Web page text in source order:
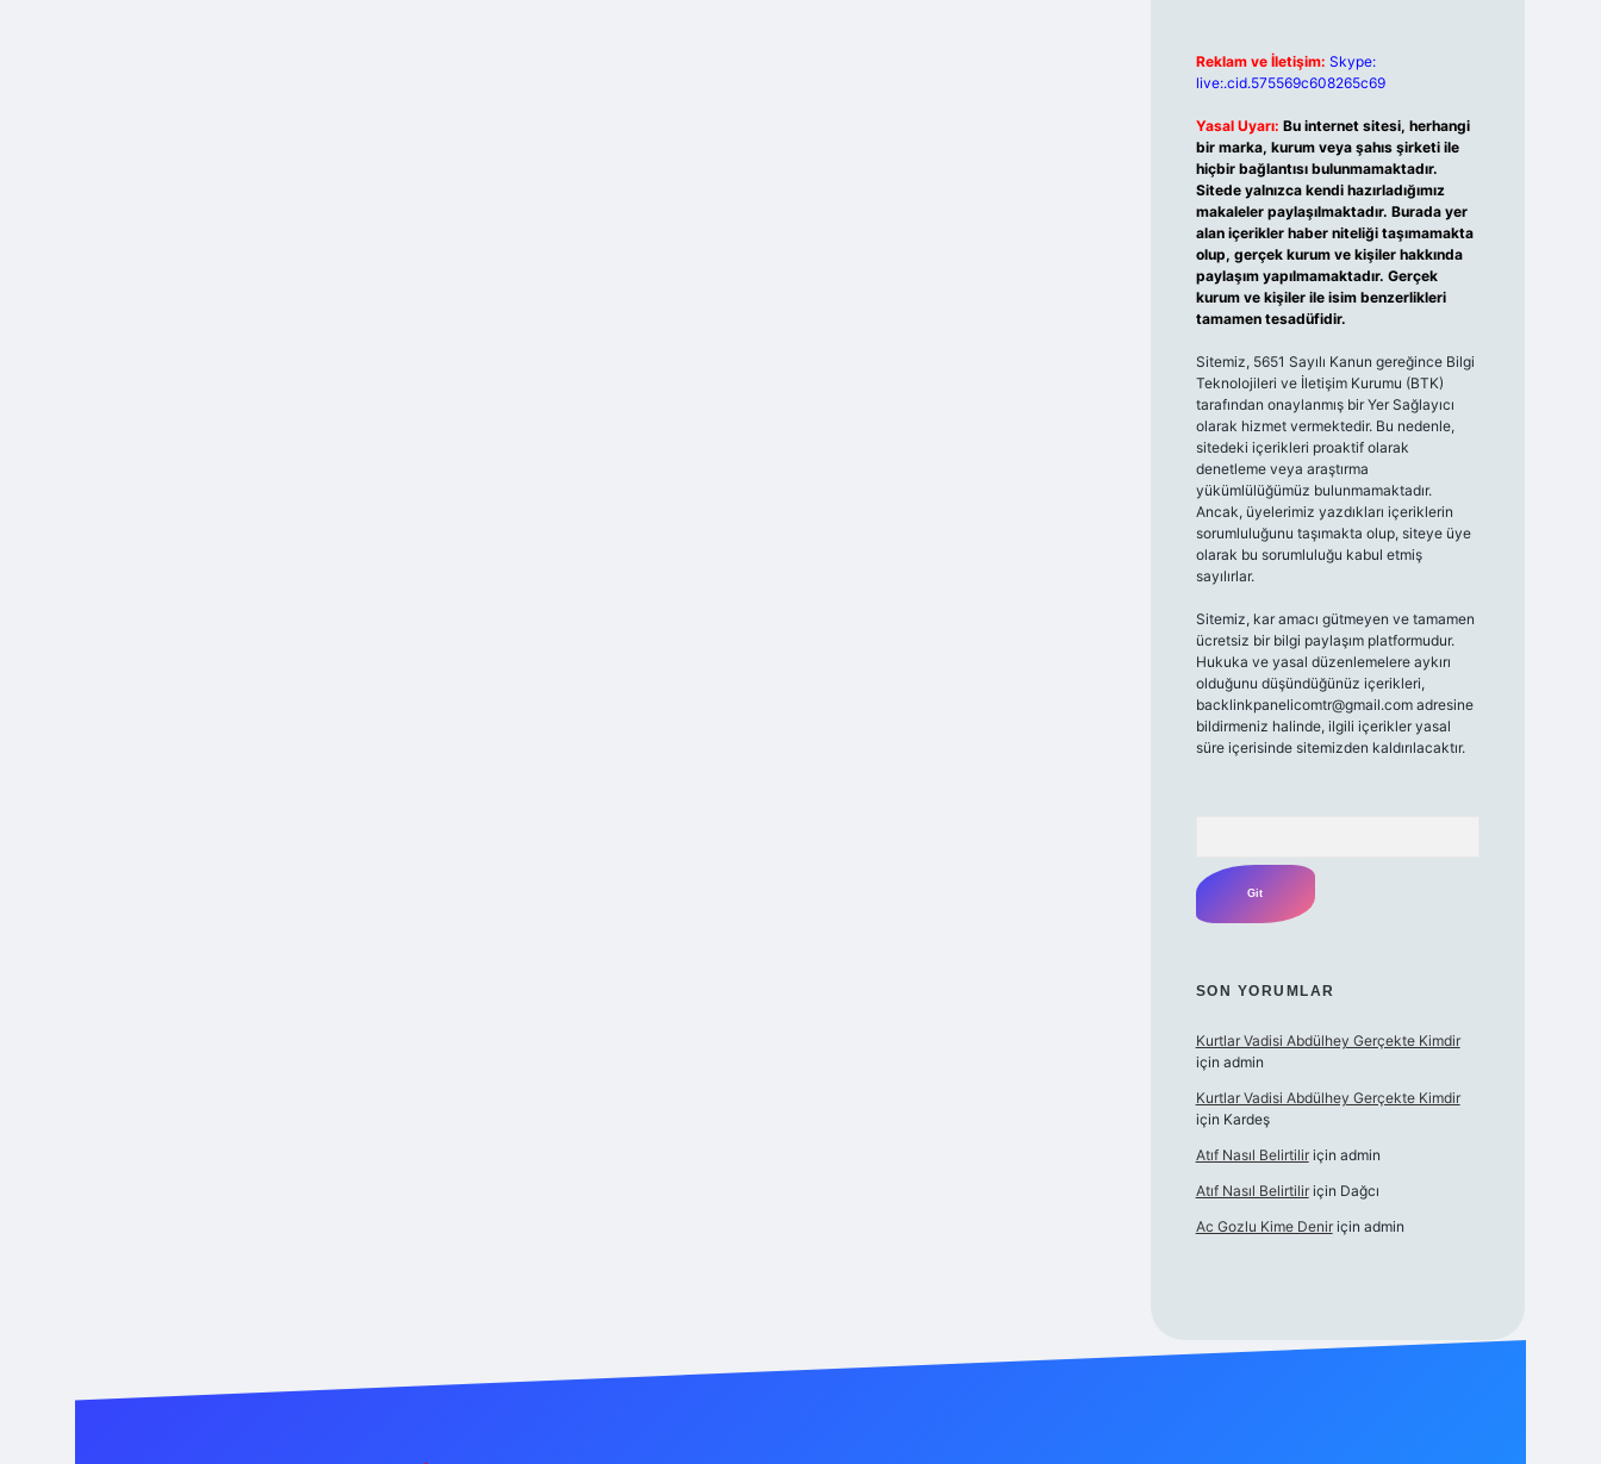
Reklam ve İletişim: Skype:
live:.cid.575569c608265c69
Yasal Uyarı: Bu internet sitesi, herhangi
bir marka, kurum veya şahıs şirketi ile
hiçbir bağlantısı bulunmamaktadır.
Sitede yalnızca kendi hazırladığımız
makaleler paylaşılmaktadır. Burada yer
alan içerikler haber niteliği taşımamakta
olup, gerçek kurum ve kişiler hakkında
paylaşım yapılmamaktadır. Gerçek
kurum ve kişiler ile isim benzerlikleri
tamamen tesadüfidir.
Sitemiz, 5651 Sayılı Kanun gereğince Bilgi
Teknolojileri ve İletişim Kurumu (BTK)
tarafından onaylanmış bir Yer Sağlayıcı
olarak hizmet vermektedir. Bu nedenle,
sitedeki içerikleri proaktif olarak
denetleme veya araştırma
yükümlülüğümüz bulunmamaktadır.
Ancak, üyelerimiz yazdıkları içeriklerin
sorumluluğunu taşımakta olup, siteye üye
olarak bu sorumluluğu kabul etmiş
sayılırlar.
Sitemiz, kar amacı gütmeyen ve tamamen
ücretsiz bir bilgi paylaşım platformudur.
Hukuka ve yasal düzenlemelere aykırı
olduğunu düşündüğünüz içerikleri,
backlinkpanelicomtr@gmail.comadresine
bildirmeniz halinde, ilgili içerikler yasal
süre içerisinde sitemizden kaldırılacaktır.
SON YORUMLAR
Kurtlar Vadisi Abdülhey Gerçekte Kimdir
için admin
Kurtlar Vadisi Abdülhey Gerçekte Kimdir
için Kardeş
Atıf Nasıl Belirtiliriçin admin
Atıf Nasıl Belirtiliriçin Dağcı
Ac Gozlu Kime Deniriçin admin